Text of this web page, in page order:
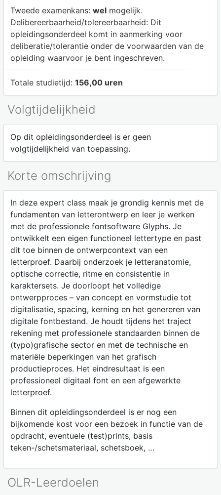
Tweede examenkans: welmogelijk.
Delibereerbaarheid/tolereerbaarheid: Dit
opleidingsonderdeel komt in aanmerking voor
deliberatie/tolerantie onder de voorwaarden van de
opleiding waarvoor je bent ingeschreven.
Totale studietijd: 156,00 uren
Volgtijdelijkheid
Op dit opleidingsonderdeel is er geen
volgtijdelijkheid van toepassing.
Korte omschrijving
In deze expert class maak je grondig kennis met de
fundamenten van letterontwerp en leer je werken
met de professionele fontsoftware Glyphs. Je
ontwikkelt een eigen functioneel lettertype en past
dit toe binnen de ontwerpcontext van een
letterproef. Daarbij onderzoek je letteranatomie,
optische correctie, ritme en consistentie in
karaktersets. Je doorloopt het volledige
ontwerpproces – van concept en vormstudie tot
digitalisatie, spacing, kerning en het genereren van
digitale fontbestand. Je houdt tijdens het traject
rekening met professionele standaarden binnen de
(typo)grafische sector en met de technische en
materiële beperkingen van het grafisch
productieproces. Het eindresultaat is een
professioneel digitaal font en een afgewerkte
letterproef.
Binnen dit opleidingsonderdeel is er nog een
bijkomende kost voor een bezoek in functie van de
opdracht, eventuele (test)prints, basis
teken-/schetsmateriaal, schetsboek, …
OLR-Leerdoelen